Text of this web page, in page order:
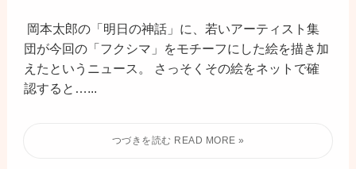
岡本太郎の「明日の神話」に、若いアーティスト集
団が今回の「フクシマ」をモチーフにした絵を描き加
えたというニュース。 さっそくその絵をネットで確
認すると…...